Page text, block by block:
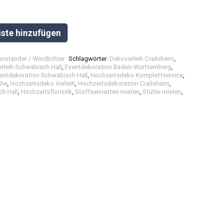
hinzufügen
/ Windlichter Schlagwörter: Dekoverleih Crailsheim,
Schwäbisch Hall, Eventdekoration Baden-Württemberg,
Schwäbisch Hall, Hochzeitsdeko Komplettservice,
, Hochzeitsdeko Verleih, Hochzeitsdekoration Crailsheim,
Hall, Hochzeitsfloristik,Stoffservietten mieten,Stühle mieten,